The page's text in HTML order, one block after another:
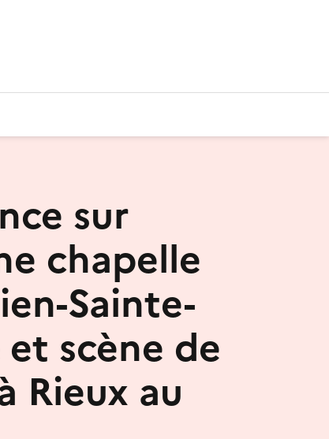
sur
chapelle
Sainte-
et scène de
Rieux au